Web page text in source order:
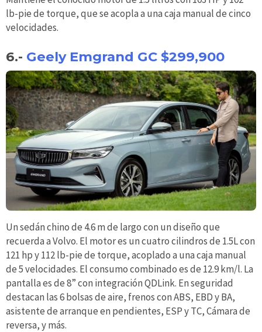
lb-pie de torque, que se acopla a una caja manual de cinco
velocidades.
6.- Geely Emgrand GC $299,900
Un sedán chino de 4.6 m de largo con un diseño que
recuerda a Volvo. El motor es un cuatro cilindros de 1.5L con
121 hp y 112 lb-pie de torque, acoplado a una caja manual
de 5 velocidades. El consumo combinado es de 12.9 km/l. La
pantalla es de 8” con integración QDLink. En seguridad
destacan las 6 bolsas de aire, frenos con ABS, EBD y BA,
asistente de arranque en pendientes, ESP y TC, Cámara de
reversa, y más.